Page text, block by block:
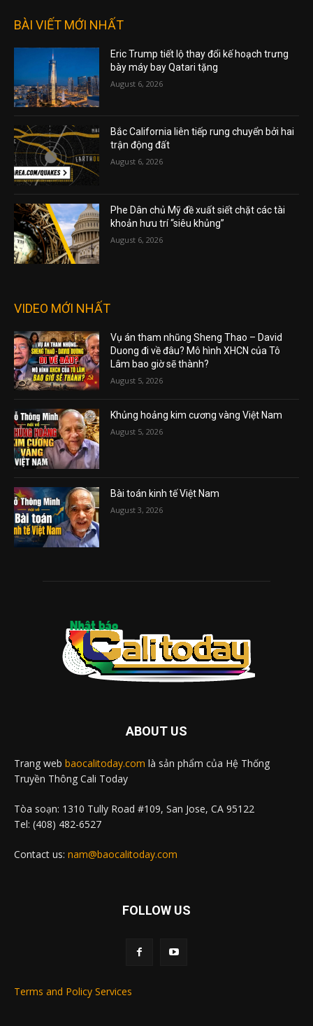
BÀI VIẾT MỚI NHẤT
Eric Trump tiết lộ thay đổi kế hoạch trưng
bày máy bay Qatari tặng
August 6, 2026
Bắc California liên tiếp rung chuyển bởi hai
trận động đất
August 6, 2026
Phe Dân chủ Mỹ đề xuất siết chặt các tài
khoản hưu trí “siêu khủng”
August 6, 2026
VIDEO MỚI NHẤT
Vụ án tham nhũng Sheng Thao – David
Duong đi về đâu? Mô hình XHCN của Tô
Lâm bao giờ sẽ thành?
August 5, 2026
Khủng hoảng kim cương vàng Việt Nam
August 5, 2026
Bài toán kinh tế Việt Nam
August 3, 2026
ABOUT US
Trang web baocalitoday.com là sản phẩm của Hệ Thống
Truyền Thông Cali Today
Tòa soạn: 1310 Tully Road #109, San Jose, CA 95122
Tel: (408) 482-6527
Contact us: nam@baocalitoday.com
FOLLOW US
Terms and Policy Services